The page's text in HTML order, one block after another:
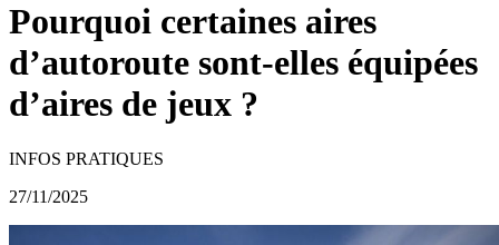
Pourquoi certaines aires
d’autoroute sont-elles équipées
d’aires de jeux ?
INFOS PRATIQUES
27/11/2025